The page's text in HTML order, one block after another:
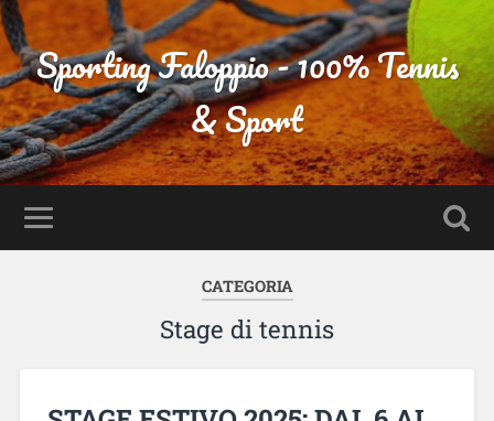
Sporting Faloppio - 100% Tennis
& Sport
CATEGORIA
Stage di tennis